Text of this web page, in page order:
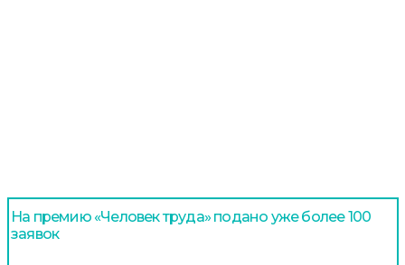
На премию «Человек труда» подано уже более 100
заявок